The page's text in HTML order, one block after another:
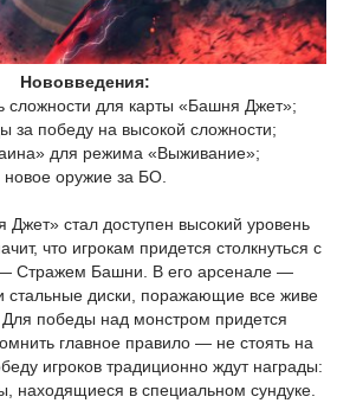
Нововведения:
сложности для карты «Башня Джет»;
за победу на высокой сложности;
для режима «Выживание»;
новое оружие за БО.
стал доступен высокий уровень
что игрокам придется столкнуться с
Стражем Башни. В его арсенале —
стальные диски, поражающие все живе
Для победы над монстром придется
главное правило — не стоять на
игроков традиционно ждут награды:
находящиеся в специальном сундуке.